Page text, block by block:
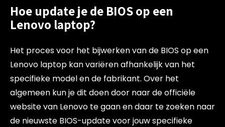
Hoe update je de BIOS op een
Lenovo laptop?
Het proces voor het bijwerken van de BIOS op een
Lenovo laptop kan variëren afhankelijk van het
specifieke model en de fabrikant. Over het
algemeen kun je dit doen door naar de officiële
website van Lenovo te gaan en daar te zoeken naar
de nieuwste BIOS-update voor jouw specifieke